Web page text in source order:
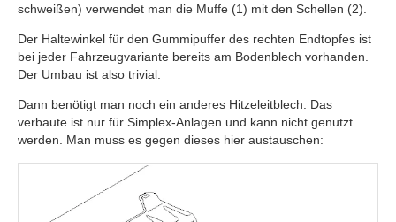
schweißen) verwendet man die Muffe (1) mit den Schellen (2).
Der Haltewinkel für den Gummipuffer des rechten Endtopfes ist
bei jeder Fahrzeugvariante bereits am Bodenblech vorhanden.
Der Umbau ist also trivial.
Dann benötigt man noch ein anderes Hitzeleitblech. Das
verbaute ist nur für Simplex-Anlagen und kann nicht genutzt
werden. Man muss es gegen dieses hier austauschen: